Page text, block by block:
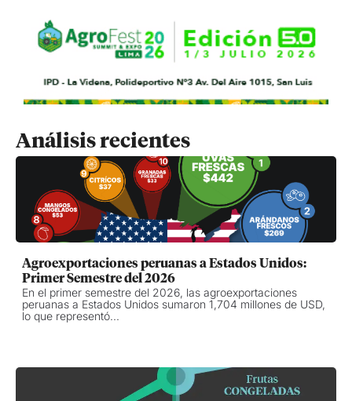
Análisis recientes
Agroexportaciones peruanas a Estados Unidos:
Primer Semestre del 2026
En el primer semestre del 2026, las agroexportaciones
peruanas a Estados Unidos sumaron 1,704 millones de USD,
lo que representó...